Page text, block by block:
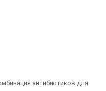
антибиотиков для